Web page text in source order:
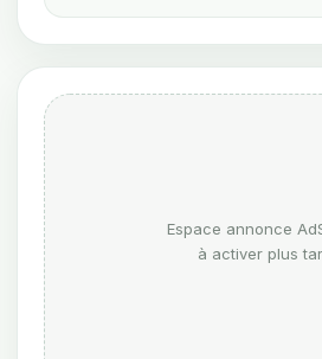
Espace annonce
à activer plus